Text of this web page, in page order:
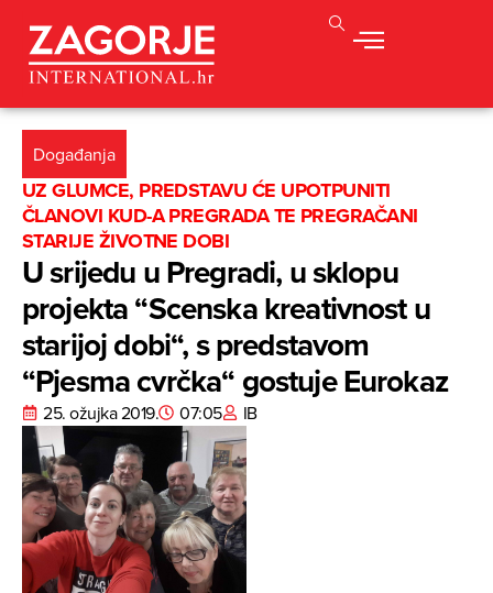
Događanja
UZ GLUMCE, PREDSTAVU ĆE UPOTPUNITI
ČLANOVI KUD-A PREGRADA TE PREGRAČANI
STARIJE ŽIVOTNE DOBI
U srijedu u Pregradi, u sklopu
projekta “Scenska kreativnost u
starijoj dobi“, s predstavom
“Pjesma cvrčka“ gostuje Eurokaz
25. ožujka 2019. 07:05 IB